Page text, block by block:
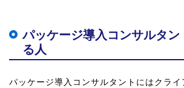
パッケージ導入コンサルタン
る人
パッケージ導入コンサルタントにはクラ